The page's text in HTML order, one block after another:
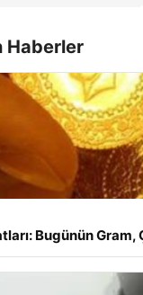
Haberler
Bugünün